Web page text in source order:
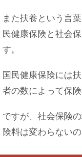
また扶養という言
民健康保険と社会
す。
国民健康保険には
者の数によって保
ですが、社会保険
険料は変わらないの